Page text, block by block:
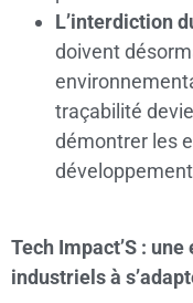
L’interdiction
doivent
traçabilité
démontrer les
Tech Impact’S :
industriels à